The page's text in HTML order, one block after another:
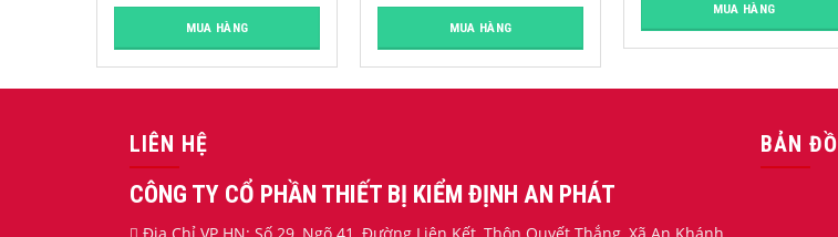
MUA HÀNG MUA HÀNG
MUA HÀNG
LIÊN HỆ
CÔNG TY CỔ PHẦN THIẾT BỊ KIỂM ĐỊNH AN PHÁT
Địa Chỉ VP HN: Số 29, Ngõ 41, Đường Liên Kết, Thôn Quyết Thắng, Xã An Khánh
BẢN ĐỒ